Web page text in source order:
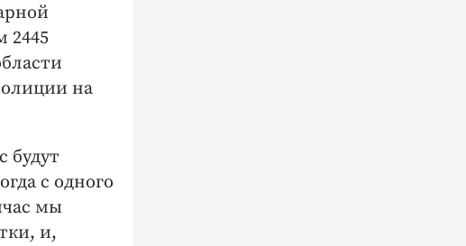
2445
на
будут
с одного
мы
и,